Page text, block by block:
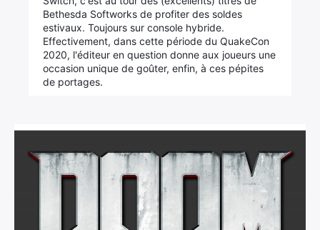
Bethesda Softworks de profiter des soldes
estivaux. Toujours sur console hybride.
Effectivement, dans cette période du QuakeCon
2020, l'éditeur en question donne aux joueurs une
occasion unique de goûter, enfin, à ces pépites
de portages.